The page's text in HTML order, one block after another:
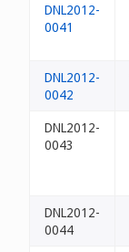
DNL2012-
0041
DNL2012-
0042
DNL2012-
0043
DNL2012-
0044